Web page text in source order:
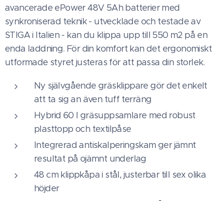
avancerade ePower 48V 5Ah batterier med
synkroniserad teknik - utvecklade och testade av
STIGA i Italien - kan du klippa upp till 550 m2 på en
enda laddning. För din komfort kan det ergonomiskt
utformade styret justeras för att passa din storlek.
Ny självgående gräsklippare gör det enkelt
att ta sig an även tuff terräng
Hybrid 60 l gräsuppsamlare med robust
plasttopp och textilpåse
Integrerad antiskalperingskam ger jämnt
resultat på ojämnt underlag
48 cm klippkåpa i stål, justerbar till sex olika
höjder